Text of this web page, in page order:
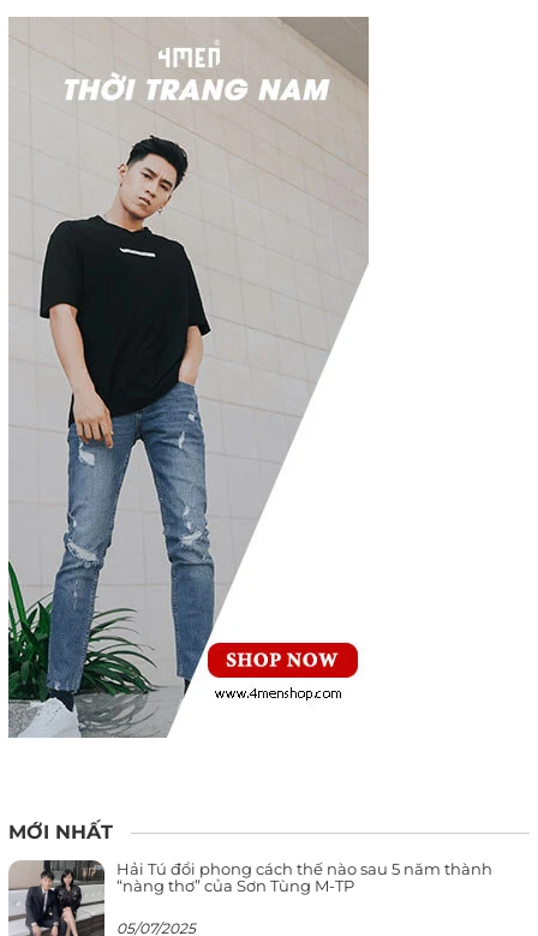
MỚI NHẤT
Hải Tú đổi phong cách thế nào sau 5 năm thành
“nàng thơ” của Sơn Tùng M-TP
05/07/2025